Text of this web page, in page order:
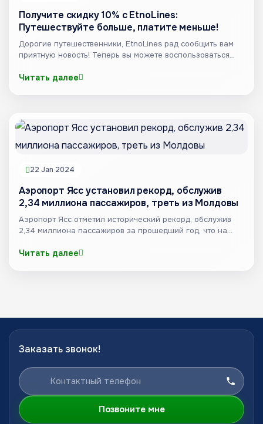
Получите скидку 10% с EtnoLines:
Путешествуйте больше, платите меньше!
Дорогие путешественники, EtnoLines рад сообщить вам
приятную новость! Теперь вы можете воспользоваться
Читать далее
22 Jan 2024
Аэропорт Ясс установил рекорд, обслужив
2,34 миллиона пассажиров, треть из Молдовы
Аэропорт Ясс отметил исторический рекорд, обслужив
2,34 миллиона пассажиров за прошедший год, что на
Читать далее
Заказать звонок!
Позвоните мне